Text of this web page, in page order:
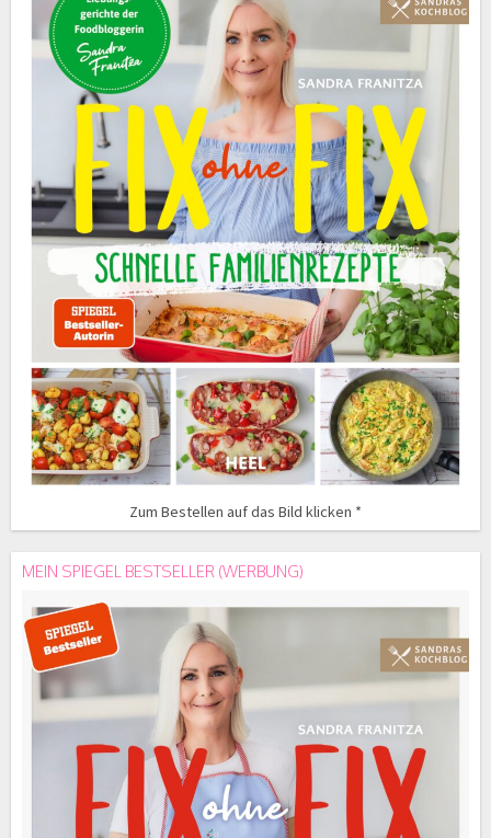
Zum Bestellen auf das Bild klicken *
MEIN SPIEGEL BESTSELLER (WERBUNG)